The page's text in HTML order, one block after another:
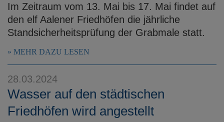
Im Zeitraum vom 13. Mai bis 17. Mai findet auf
den elf Aalener Friedhöfen die jährliche
Standsicherheitsprüfung der Grabmale statt.
MEHR DAZU LESEN
28.03.2024
Wasser auf den städtischen
Friedhöfen wird angestellt